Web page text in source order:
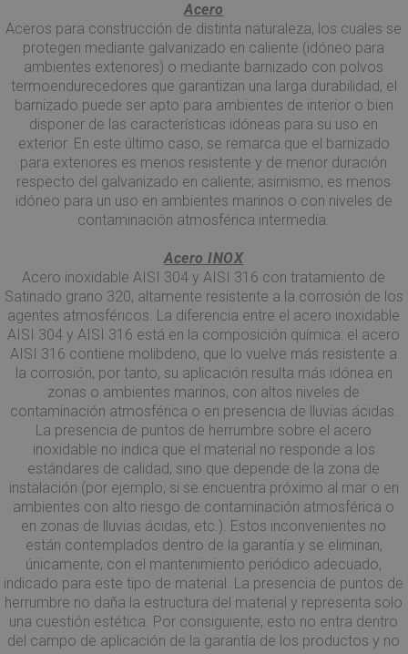
Acero
Aceros para construcción de distinta naturaleza, los cuales se
protegen mediante galvanizado en caliente (idóneo para
ambientes exteriores) o mediante barnizado con polvos
termoendurecedores que garantizan una larga durabilidad; el
barnizado puede ser apto para ambientes de interior o bien
disponer de las características idóneas para su uso en
exterior. En este último caso, se remarca que el barnizado
para exteriores es menos resistente y de menor duración
respecto del galvanizado en caliente; asimismo, es menos
idóneo para un uso en ambientes marinos o con niveles de
contaminación atmosférica intermedia.
Acero INOX
Acero inoxidable AISI 304 y AISI 316 con tratamiento de
Satinado grano 320, altamente resistente a la corrosión de los
agentes atmosféricos. La diferencia entre el acero inoxidable
AISI 304 y AISI 316 está en la composición química: el acero
AISI 316 contiene molibdeno, que lo vuelve más resistente a
la corrosión, por tanto, su aplicación resulta más idónea en
zonas o ambientes marinos, con altos niveles de
contaminación atmosférica o en presencia de lluvias ácidas.
La presencia de puntos de herrumbre sobre el acero
inoxidable no indica que el material no responde a los
estándares de calidad, sino que depende de la zona de
instalación (por ejemplo, si se encuentra próximo al mar o en
ambientes con alto riesgo de contaminación atmosférica o
en zonas de lluvias ácidas, etc.). Estos inconvenientes no
están contemplados dentro de la garantía y se eliminan,
únicamente, con el mantenimiento periódico adecuado,
indicado para este tipo de material. La presencia de puntos de
herrumbre no daña la estructura del material y representa solo
una cuestión estética. Por consiguiente, esto no entra dentro
del campo de aplicación de la garantía de los productos y no